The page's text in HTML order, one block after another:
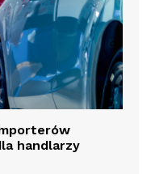
handlarzy